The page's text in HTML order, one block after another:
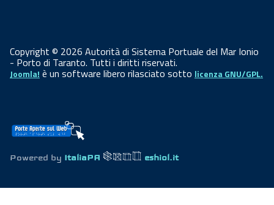
Copyright © 2026 Autorità di Sistema Portuale del Mar Ionio
- Porto di Taranto. Tutti i diritti riservati.
Joomla! è un software libero rilasciato sotto licenza GNU/GPL.
Powered by ItaliaPA eshiol.it